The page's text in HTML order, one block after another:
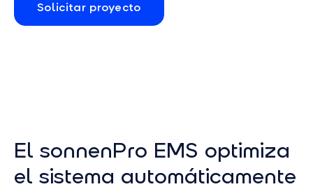
Solicitar proyecto
El sonnenPro EMS optimiza
el sistema automáticamente